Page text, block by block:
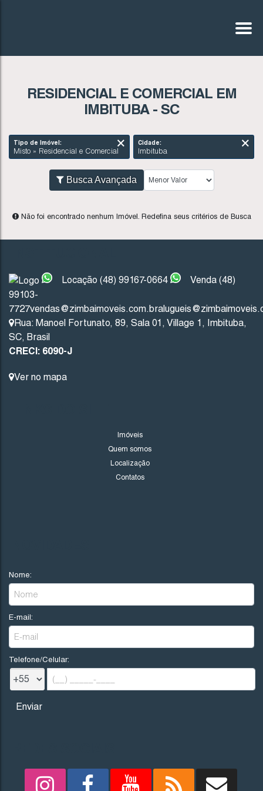
RESIDENCIAL E COMERCIAL EM
IMBITUBA - SC
Tipo de Imóvel:
Misto » Residencial e Comercial
Cidade:
Imbituba
Busca Avançada
Não foi encontrado nenhum Imóvel. Redefina seus
Locação (48) 99167-0664
Venda (48)
99103-
7727vendas@zimbaimoveis.com.br
Rua: Manoel Fortunato, 89, Sala 01, Village 1, Imbituba,
SC, Brasil
CRECI: 6090-J
Ver no mapa
Imóveis
Quem somos
Localização
Contatos
Nome:
E-mail:
Telefone/Celular: